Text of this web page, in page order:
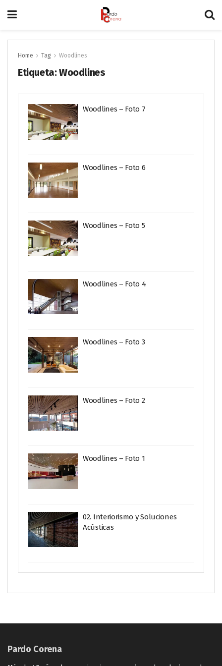
Home Tag Woodlines
Etiqueta:Woodlines
Woodlines – Foto 7
Woodlines – Foto 6
Woodlines – Foto 5
Woodlines – Foto 4
Woodlines – Foto 3
Woodlines – Foto 2
Woodlines – Foto 1
02. Interiorismo y Soluciones
Acústicas
Pardo Corena